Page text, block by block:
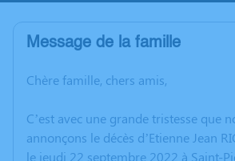
Message de la famille
Chère famille, chers amis,
C’est avec une grande tristesse que
annonçons le décès d’Etienne Jean
le jeudi 22 septembre 2022 à Saint-